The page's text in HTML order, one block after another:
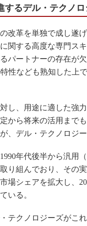
するデル・テクノ
改革を単独で成し遂
関する高度な専門ス
パートナーの存在が
性なども熟知した上
し、用途に適した強
から将来の活用まで
、デル・テクノロジー
年代後半から汎用
り組んでおり、その
場シェアを拡大し、
いる。
テクノロジーズがこ